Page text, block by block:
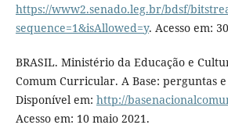
https://www2.senado.leg.br/bdsf/
sequence=1&isAllowed=y. Acesso em:
BRASIL. Ministério da Educação e
Comum Curricular. A Base: perguntas e
Disponível em: http://
Acesso em: 10 maio 2021.